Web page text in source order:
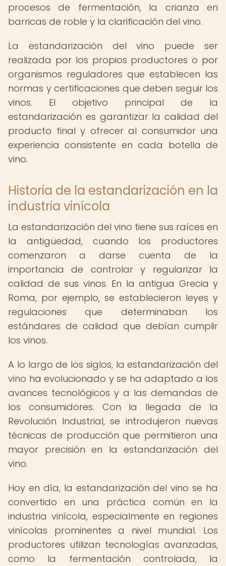
procesos de fermentación, la crianza en
barricas de roble y la clarificación del vino.
La estandarización del vino puede ser
realizada por los propios productores o por
organismos reguladores que establecen las
normas y certificaciones que deben seguir los
vinos. El objetivo principal de la
estandarización es garantizar la calidad del
producto final y ofrecer al consumidor una
experiencia consistente en cada botella de
vino.
Historia de la estandarización en la
industria vinícola
La estandarización del vino tiene sus raíces en
la antigüedad, cuando los productores
comenzaron a darse cuenta de la
importancia de controlar y regularizar la
calidad de sus vinos. En la antigua Grecia y
Roma, por ejemplo, se establecieron leyes y
regulaciones que determinaban los
estándares de calidad que debían cumplir
los vinos.
A lo largo de los siglos, la estandarización del
vino ha evolucionado y se ha adaptado a los
avances tecnológicos y a las demandas de
los consumidores. Con la llegada de la
Revolución Industrial, se introdujeron nuevas
técnicas de producción que permitieron una
mayor precisión en la estandarización del
vino.
Hoy en día, la estandarización del vino se ha
convertido en una práctica común en la
industria vinícola, especialmente en regiones
vinícolas prominentes a nivel mundial. Los
productores utilizan tecnologías avanzadas,
como la fermentación controlada, la